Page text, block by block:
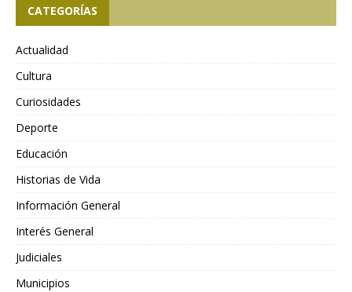
CATEGORÍAS
Actualidad
Cultura
Curiosidades
Deporte
Educación
Historias de Vida
Información General
Interés General
Judiciales
Municipios